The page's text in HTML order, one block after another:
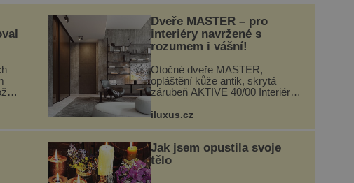
lidská krev? Megalitická observa
na
Dveře MASTER – pro
interiéry navržené s
rozumem i vášní!
Otočné dveře MASTER,
opláštění kůže antik, skrytá
zárubeň AKTIVE 40/00 Interiéry
vyžadují atypické rozměry nejen
nábytku, ale i otvorových prvků.
iluxus.cz
Jak jsem opustila svoje
tělo